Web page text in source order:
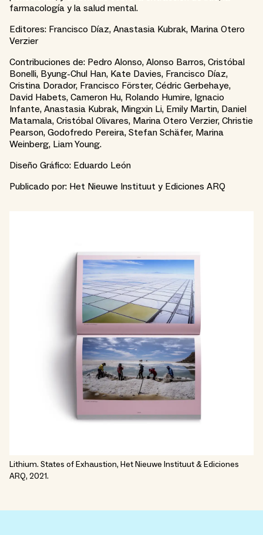
farmacología y la salud mental.
Editores: Francisco Díaz, Anastasia Kubrak, Marina Otero
Verzier
Contribuciones de: Pedro Alonso, Alonso Barros, Cristóbal
Bonelli, Byung-Chul Han, Kate Davies, Francisco Díaz,
Cristina Dorador, Francisco Förster, Cédric Gerbehaye,
David Habets, Cameron Hu, Rolando Humire, Ignacio
Infante, Anastasia Kubrak, Mingxin Li, Emily Martin, Daniel
Matamala, Cristóbal Olivares, Marina Otero Verzier, Christie
Pearson, Godofredo Pereira, Stefan Schäfer, Marina
Weinberg, Liam Young.
Diseño Gráfico: Eduardo León
Publicado por: Het Nieuwe Instituut y Ediciones ARQ
Lithium. States of Exhaustion, Het Nieuwe Instituut & Ediciones
ARQ, 2021.